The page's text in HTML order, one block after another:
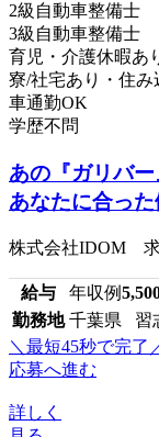
2級自動車整備士
3級自動車整備士
育児・介護休暇あ
寮/社宅あり・住み
車通勤OK
学歴不問
あの『ガリバー
あなたに合っ
株式会社IDOM 求
給与 年収例
勤務地 千葉県 習
＼最短45秒で完了
応募へ進む
詳しく